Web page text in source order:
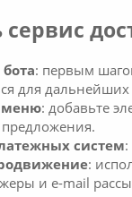
сервис
: первым
для
меню: добавьте
систем
:
и e-mail